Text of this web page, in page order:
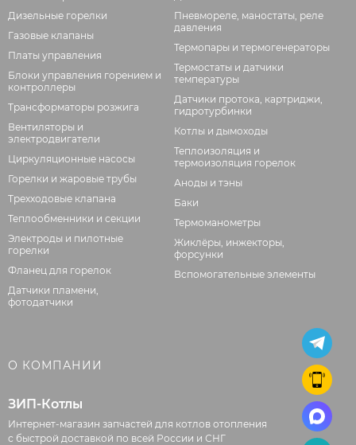
Дизельные горелки
Газовые клапаны
Платы управления
Блоки управления горением и
контроллеры
Трансформаторы розжига
Вентиляторы и
электродвигатели
Циркуляционные насосы
Горелки и жаровые трубы
Трехходовые клапана
Теплообменники и секции
Электроды и пилотные
горелки
Фланец для горелок
Датчики пламени,
фотодатчики
Пневмореле, маностаты, реле
давления
Термопары и термогенераторы
Термостаты и датчики
температуры
Датчики протока, картриджи,
гидротурбинки
Котлы и дымоходы
Теплоизоляция и
термоизоляция горелок
Аноды и тэны
Баки
Термоманометры
Жиклёры, инжекторы,
форсунки
Вспомогательные элементы
О КОМПАНИИ
ЗИП-Котлы
Интернет-магазин запчастей для котлов отопления
с быстрой доставкой по всей России и СНГ